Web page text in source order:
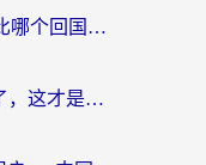
ChickCN VPN和畅游VPN对比哪个回国效果更好？海外党必看的回国加速器选择指南
别再苦苦寻找免费VPN节点了，这才是海外访问国内资源的正确姿势